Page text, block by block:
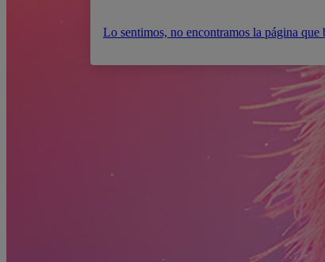
Lo sentimos, no encontramos la página que